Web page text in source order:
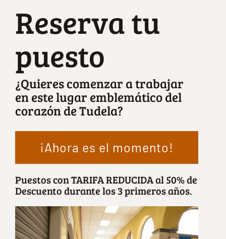
Comercios
Reserva tu puesto
Actualidad
Reserva tu
puesto
¿Quieres comenzar a trabajar
en este lugar emblemático del
corazón de Tudela?
¡Ahora es el momento!
Puestos con TARIFA REDUCIDA al 50% de
Descuento durante los 3 primeros años.